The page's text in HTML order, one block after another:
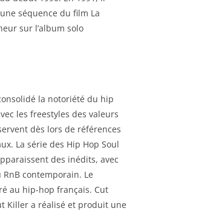
séquence du film La
sur l’album solo
la notoriété du hip
les freestyles des valeurs
dès lors de références
La série des Hip Hop Soul
des inédits, avec
contemporain. Le
au hip-hop français. Cut
Killer a réalisé et produit une